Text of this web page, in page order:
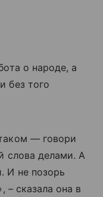
о народе, а
без того
— говори
слова делами. А
И не позорь
– сказала она в